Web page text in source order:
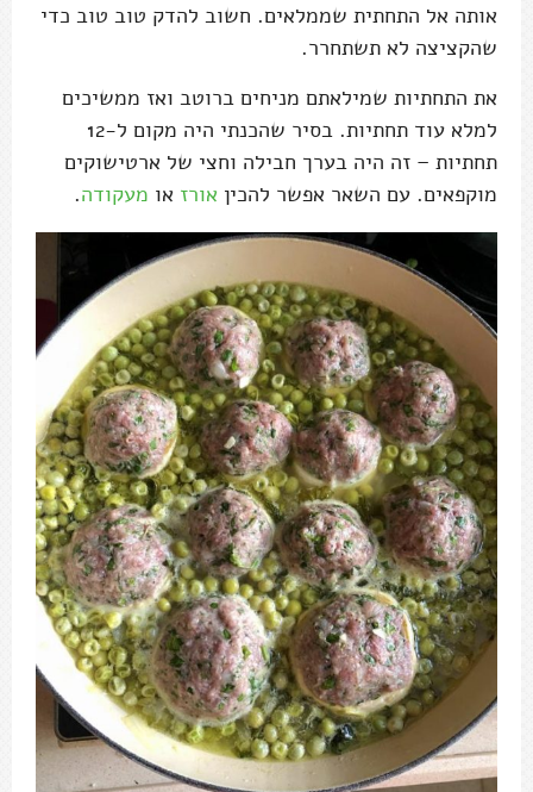
אותה אל התחתית שממלאים. חשוב להדק טוב טוב כדי
שהקציצה לא תשתחרר.
את התחתיות שמילאתם מניחים ברוטב ואז ממשיכים
למלא עוד תחתיות. בסיר שהכנתי היה מקום ל-12
תחתיות – זה היה בערך חבילה וחצי של ארטישוקים
מוקפאים. עם השאר אפשר להכין אורז או מעקודה.